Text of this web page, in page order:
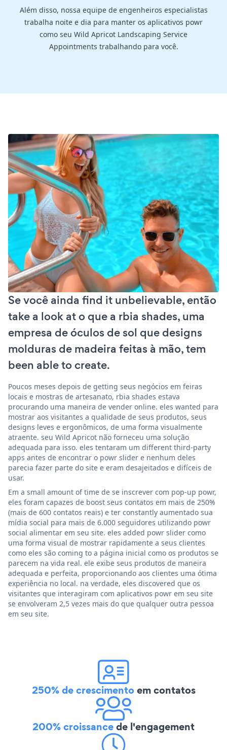
Além disso, nossa equipe de engenheiros especialistas
trabalha noite e dia para manter os aplicativos powr
como seu Wild Apricot Landscaping Service
Appointments trabalhando para você.
Se você ainda find it unbelievable, então
take a look at o que a rbia shades, uma
empresa de óculos de sol que designs
molduras de madeira feitas à mão, tem
been able to create.
Poucos meses depois de getting seus negócios em feiras
locais e mostras de artesanato, rbia shades estava
procurando uma maneira de vender online. eles wanted para
mostrar aos visitantes a qualidade de seus produtos, seus
designs leves e ergonômicos, de uma forma visualmente
atraente. seu Wild Apricot não forneceu uma solução
adequada para isso. eles tentaram um different third-party
apps antes de encontrar o powr slider e nenhum deles
parecia fazer parte do site e eram desajeitados e difíceis de
usar.
Em a small amount of time de se inscrever com pop-up powr,
eles foram capazes de boost seus contatos em mais de 250%
(mais de 600 contatos reais) e ter constantly aumentado sua
mídia social para mais de 6.000 seguidores utilizando powr
social alimentar em seu site. eles added powr slider como
uma forma visual de mostrar rapidamente a seus clientes
como eles são coming to a página inicial como os produtos se
parecem na vida real. ele exibe seus produtos de maneira
adequada e perfeita, proporcionando aos clientes uma ótima
experiência no local. na verdade, eles discovered que os
visitantes que interagiram com aplicativos powr em seu site
se envolveram 2,5 vezes mais do que qualquer outra pessoa
em seu site.
250% de crescimentoem contatos
200% croissancede l'engagement